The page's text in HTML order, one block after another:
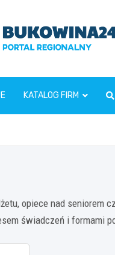
KATALOG FIRM
opiece nad seniorem
świadczeń i formami